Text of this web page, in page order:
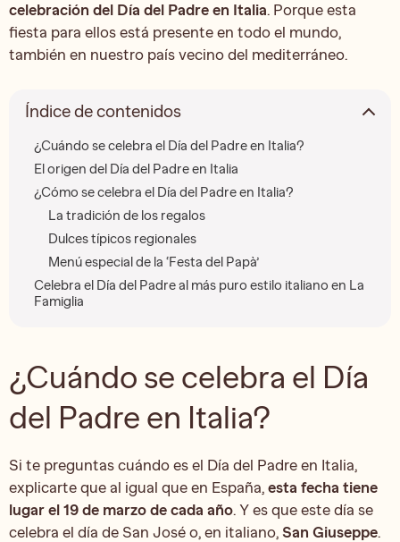
celebración del Día del Padre en Italia. Porque esta
fiesta para ellos está presente en todo el mundo,
también en nuestro país vecino del mediterráneo.
Índice de contenidos
¿Cuándo se celebra el Día del Padre en Italia?
El origen del Día del Padre en Italia
¿Cómo se celebra el Día del Padre en Italia?
La tradición de los regalos
Dulces típicos regionales
Menú especial de la ‘Festa del Papà’
Celebra el Día del Padre al más puro estilo italiano en La
Famiglia
¿Cuándo se celebra el Día
del Padre en Italia?
Si te preguntas cuándo es el Día del Padre en Italia,
explicarte que al igual que en España, esta fecha tiene
lugar el 19 de marzo de cada año. Y es que este día se
celebra el día de San José o, en italiano, San Giuseppe.